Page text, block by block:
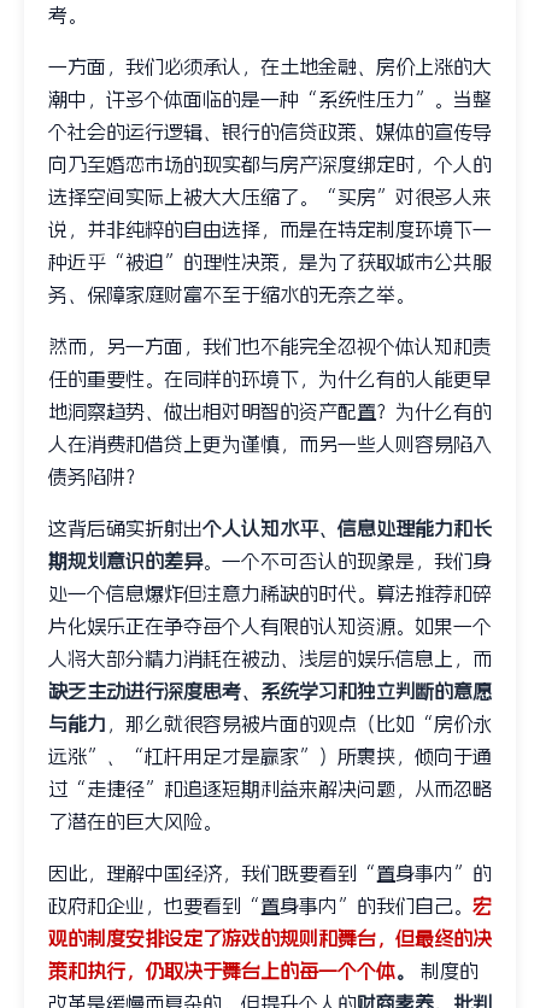
考。
一方面，我们必须承认，在土地金融、房价上涨的大
潮中，许多个体面临的是一种“系统性压力”。当整
个社会的运行逻辑、银行的信贷政策、媒体的宣传导
向乃至婚恋市场的现实都与房产深度绑定时，个人的
选择空间实际上被大大压缩了。“买房”对很多人来
说，并非纯粹的自由选择，而是在特定制度环境下一
种近乎“被迫”的理性决策，是为了获取城市公共服
务、保障家庭财富不至于缩水的无奈之举。
然而，另一方面，我们也不能完全忽视个体认知和责
任的重要性。在同样的环境下，为什么有的人能更早
地洞察趋势、做出相对明智的资产配置？为什么有的
人在消费和借贷上更为谨慎，而另一些人则容易陷入
债务陷阱？
这背后确实折射出个人认知水平、信息处理能力和长
期规划意识的差异。一个不可否认的现象是，我们身
处一个信息爆炸但注意力稀缺的时代。算法推荐和碎
片化娱乐正在争夺每个人有限的认知资源。如果一个
人将大部分精力消耗在被动、浅层的娱乐信息上，而
缺乏主动进行深度思考、系统学习和独立判断的意愿
与能力 ，那么就很容易被片面的观点（比如“房价永
远涨”、“杠杆用足才是赢家”）所裹挟，倾向于通
过“走捷径”和追逐短期利益来解决问题，从而忽略
了潜在的巨大风险。
因此，理解中国经济，我们既要看到“置身事内”的
政府和企业，也要看到“置身事内”的我们自己。 宏
观的制度安排设定了游戏的规则和舞台，但最终的决
策和执行，仍取决于舞台上的每一个个体。
制度的
改革是缓慢而复杂的，但提升个人的财商素养、批判